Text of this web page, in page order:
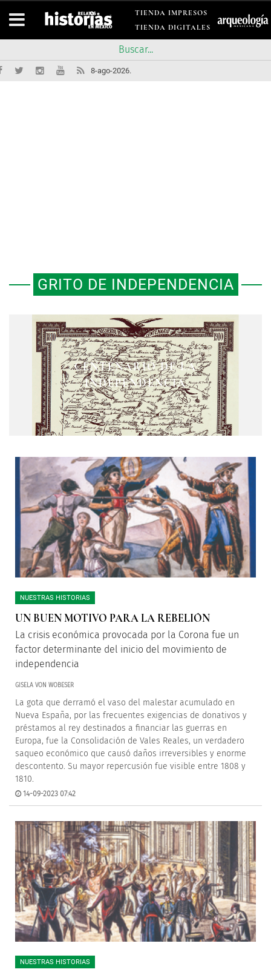
TIENDA IMPRESOS
TIENDA DIGITALES
8-ago-2026.
GRITO DE INDEPENDENCIA
CENTENARIO DE LA
INDEPENDENCIA
EL FUSILAMIENTO DEL GENERAL
INSURGENTE MARIANO
MATAMOROS
EL REGIMIENTO DE LA MUERTE
DEL DOLIENTE DE HIDALGO
NUESTRAS HISTORIAS
UN BUEN MOTIVO PARA LA REBELIÓN
La crisis económica provocada por la Corona fue un
factor determinante del inicio del movimiento de
independencia
GISELA VON WOBESER
La gota que derramó el vaso del malestar acumulado en
Nueva España, por las frecuentes exigencias de donativos y
préstamos al rey destinados a financiar las guerras en
Europa, fue la Consolidación de Vales Reales, un verdadero
saqueo económico que causó daños irreversibles y enorme
descontento. Su mayor repercusión fue visible entre 1808 y
1810.
14-09-2023 07:42
NUESTRAS HISTORIAS